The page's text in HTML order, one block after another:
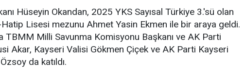
Hüseyin Okandan, 2025 YKS Sayısal Türkiye 3.'sü olan
Lisesi mezunu Ahmet Yasin Ekmen ile bir araya geldi.
TBMM Milli Savunma Komisyonu Başkanı ve AK Parti
Akar, Kayseri Valisi Gökmen Çiçek ve AK Parti Kayseri
da katıldı.